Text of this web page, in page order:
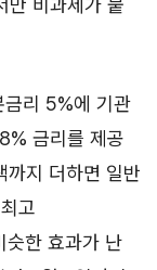
금리 5%에 기관
금리를 제공
까지 더하면 일반
고
한 효과가 난